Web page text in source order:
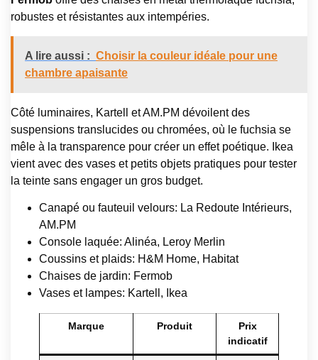
robustes et résistantes aux intempéries.
A lire aussi : Choisir la couleur idéale pour une
chambre apaisante
Côté luminaires, Kartell et AM.PM dévoilent des
suspensions translucides ou chromées, où le fuchsia se
mêle à la transparence pour créer un effet poétique. Ikea
vient avec des vases et petits objets pratiques pour tester
la teinte sans engager un gros budget.
Canapé ou fauteuil velours: La Redoute Intérieurs,
AM.PM
Console laquée: Alinéa, Leroy Merlin
Coussins et plaids: H&M Home, Habitat
Chaises de jardin: Fermob
Vases et lampes: Kartell, Ikea
Marque Produit
Prix
indicatif